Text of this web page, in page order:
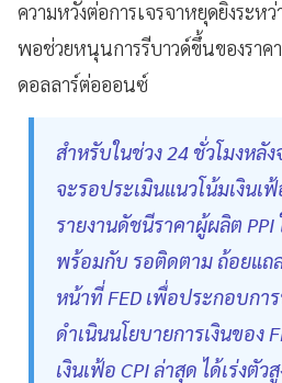
ความหวังต่อการเจรจาหยุดยิงระห
พอช่วยหนุนการรีบาวด์ขึ้นของราค
ดอลลาร์ต่อออนซ์
สำหรับในช่วง 24 ชั่วโมงหลั
จะรอประเมินแนวโน้มเงินเ
รายงานดัชนีราคาผู้ผลิต PPI
พร้อมกับ รอติดตาม ถ้อยแถ
หน้าที่ FED เพื่อประกอบกา
ดำเนินนโยบายการเงินของ
เงินเฟ้อ CPI ล่าสุด ได้เร่งตั